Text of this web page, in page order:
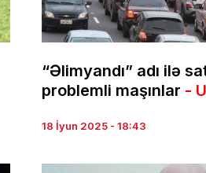
“Əlimyandı” adı ilə
problemli maşınlar -
18 İyun 2025 - 18:43